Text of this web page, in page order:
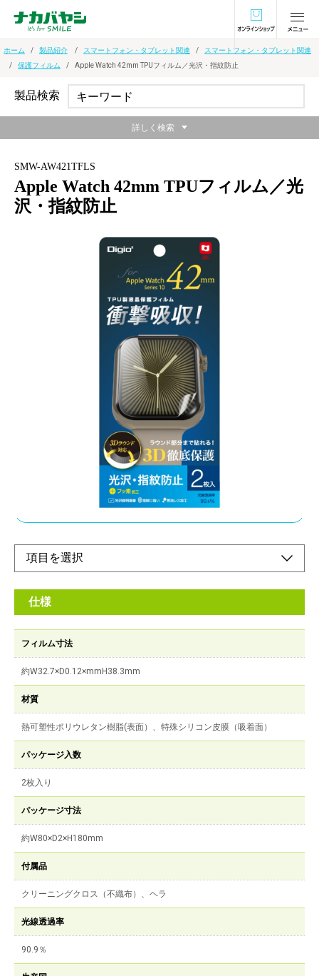
オンラインショ
ホーム 製品紹介 スマートフォン・タブレット関連
スマートフォン・タブレット関連
保護フィルム
Apple Watch 42mm TPUフィルム／光沢・指紋防止
SMW-AW421TFLS
Apple Watch 42mm TPUフィルム／光
沢・指紋防止
ラウンド部分もしっかり保護
・ 柔軟な伸縮性と強度があるTPU製フィルム
・ 外部からの衝撃を緩和し、液晶画面を保護
・ キズや汚れから画面を守ります
オンラインショップ
仕様
フィルム寸法
約W32.7×D0.12×mmH38.3mm
材質
熱可塑性ポリウレタン樹脂(表面）、特殊シリコン皮膜（吸着面）
パッケージ入数
2枚入り
パッケージ寸法
約W80×D2×H180mm
付属品
クリーニングクロス（不織布）、ヘラ
光線透過率
90.9％
製品検索
詳しく検索